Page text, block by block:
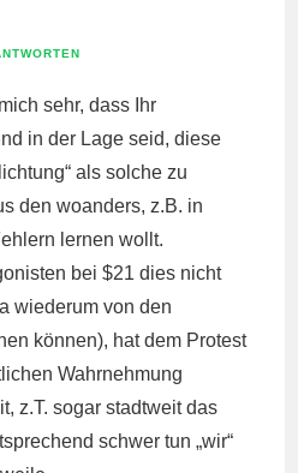
sehr, dass Ihr
in der Lage seid, diese
als solche zu
den woanders, z.B. in
lernen wollt.
bei $21 dies nicht
wiederum von den
können), hat dem Protest
Wahrnehmung
z.T. sogar stadtweit das
schwer tun „wir“